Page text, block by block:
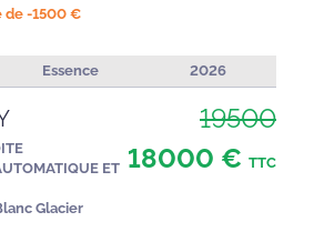
de -1500 €
Essence 2026
ET
Glacier
19500
18000 € TTC